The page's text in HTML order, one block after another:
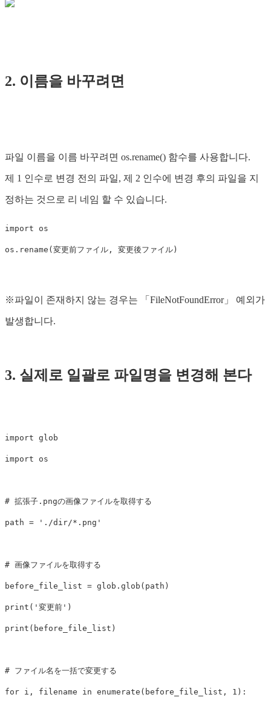
2. 이름을 바꾸려면
파일 이름을 이름 바꾸려면 os.rename() 함수를 사용합니다.
제 1 인수로 변경 전의 파일, 제 2 인수에 변경 후의 파일을 지
정하는 것으로 리 네임 할 수 있습니다.
import os
os . rename ( 変更前ファイル , 変更後ファイル )
※파일이 존재하지 않는 경우는 「FileNotFoundError」 예외가
발생합니다.
3. 실제로 일괄로 파일명을 변경해 본다
import glob
import os
path = './dir/*.png'
before_file_list = glob . glob ( path )
print ( '変更前' )
print ( before_file_list )
for i , filename in enumerate ( before_file_list , 1 ):